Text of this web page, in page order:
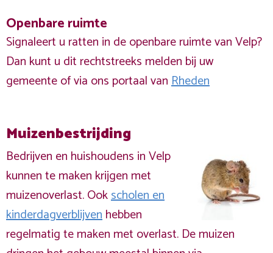
Openbare ruimte
Signaleert u ratten in de openbare ruimte van Velp?
Dan kunt u dit rechtstreeks melden bij uw
gemeente of via ons portaal vanRheden
Muizenbestrijding
Bedrijven en huishoudens in Velp
kunnen te maken krijgen met
muizenoverlast. Ookscholen en
kinderdagverblijvenhebben
regelmatig te maken met overlast. De muizen